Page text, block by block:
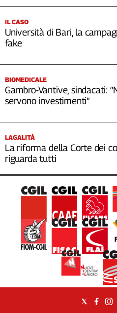
IL CASO
Università di Bari, la
fake
BIOMEDICALE
Gambro-Vantive, sindacati:
servono investimenti”
LAGALITÀ
La riforma della Corte dei
riguarda tutti